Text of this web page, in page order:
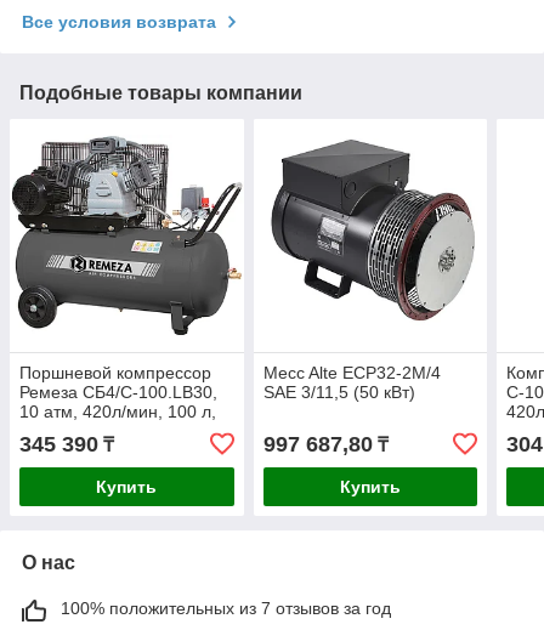
Все условия возврата
Подобные товары компании
Поршневой компрессор
Ремеза СБ4/С-100.LB30,
10 атм, 420л/мин, 100 л,
380В, 2,2 кВт, 115х49х85
см, вес86кг
345 390 ₸
Купить
Mecc Alte ECP32-2M/4
SAE 3/11,5 (50 кВт)
997 687,80₸
Купить
С-
О нас
100% положительных из 7 отзывов за год